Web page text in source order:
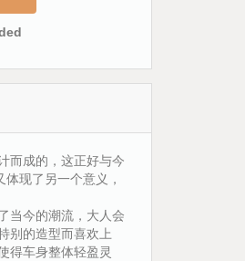
而成的，这正好与今
现了另一个意义，
当今的潮流，大人会
别的造型而喜欢上
得车身整体轻盈灵